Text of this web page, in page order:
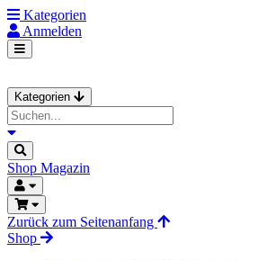
Kategorien
Anmelden
Kategorien
Shop Magazin
Zurück zum Seitenanfang
Shop